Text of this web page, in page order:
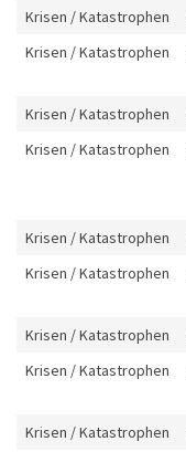
Krisen / Katastrophen
Krisen / Katastrophen
Krisen / Katastrophen
Krisen / Katastrophen
Krisen / Katastrophen
Krisen / Katastrophen
Krisen / Katastrophen
Krisen / Katastrophen
Krisen / Katastrophen